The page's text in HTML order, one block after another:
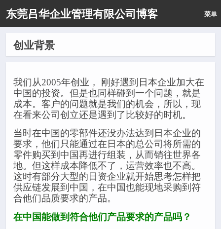
东莞吕华企业管理有限公司博客 菜单
创业背景
我们从2005年创业，
刚好遇到日本企业加大在
中国的投资。但是也同样碰到一个问题，就是
成本。客户的问题就是我们的机会，所以，现
在看来公司创立还是遇到了比较好的时机。
当时在中国的零部件还没办法达到日本企业的
要求，他们只能通过在日本的总公司将所需的
零件购买到中国再进行组装，从而销往世界各
地。但这样成本降低不了，运营效率也不高。
这时有部分大型的日资企业就开始思考怎样把
供应链发展到中国，在中国也能现地采购到符
合他们品质要求的产品。
在中国能做到符合他们产品要求的产品吗？